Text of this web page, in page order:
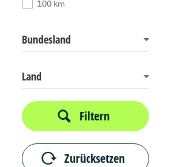
100 km
Bundesland
Land
Filtern
Zurücksetzen